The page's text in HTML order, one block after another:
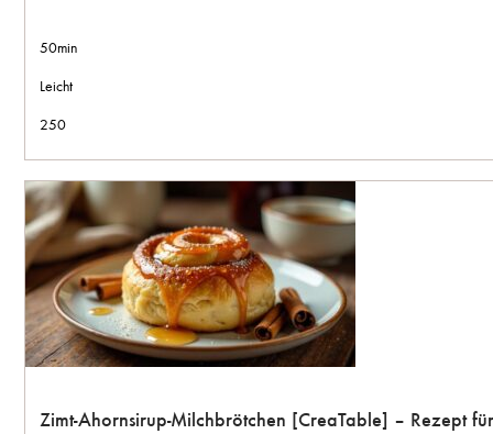
50min
Leicht
250
Zimt-Ahornsirup-Milchbrötchen [CreaTable] – Rezept